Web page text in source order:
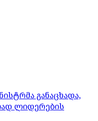
განაცხადა,
ლიდერების